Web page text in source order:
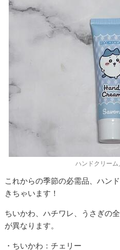
ハンドクリー
これからの季節の必需品、ハン
きちゃいます！
ちいかわ、ハチワレ、うさぎの
が異なります。
・ちいかわ：チェリー